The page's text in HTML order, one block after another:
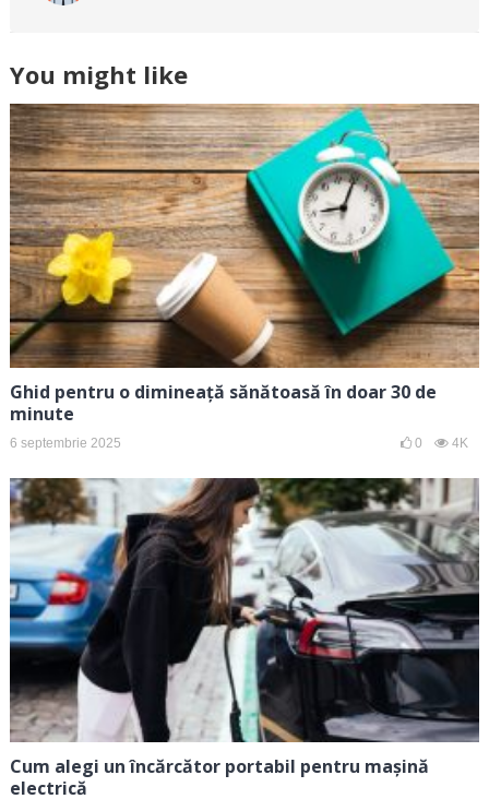
You might like
Ghid pentru o dimineață sănătoasă în doar 30 de
minute
6 septembrie 2025 0 4K
Cum alegi un încărcător portabil pentru mașină
electrică